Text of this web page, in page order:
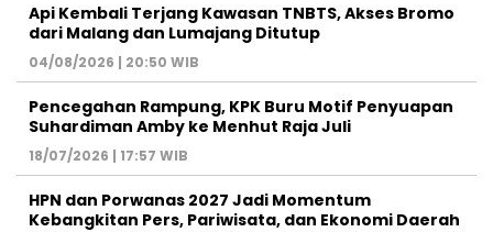
Api Kembali Terjang Kawasan TNBTS, Akses Bromo
dari Malang dan Lumajang Ditutup
04/08/2026 | 20:50 WIB
Pencegahan Rampung, KPK Buru Motif Penyuapan
Suhardiman Amby ke Menhut Raja Juli
18/07/2026 | 17:57 WIB
HPN dan Porwanas 2027 Jadi Momentum
Kebangkitan Pers, Pariwisata, dan Ekonomi Daerah